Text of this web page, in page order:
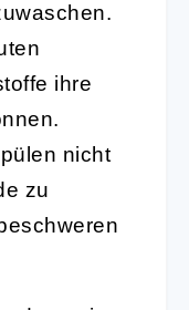
ihre
nicht
zu